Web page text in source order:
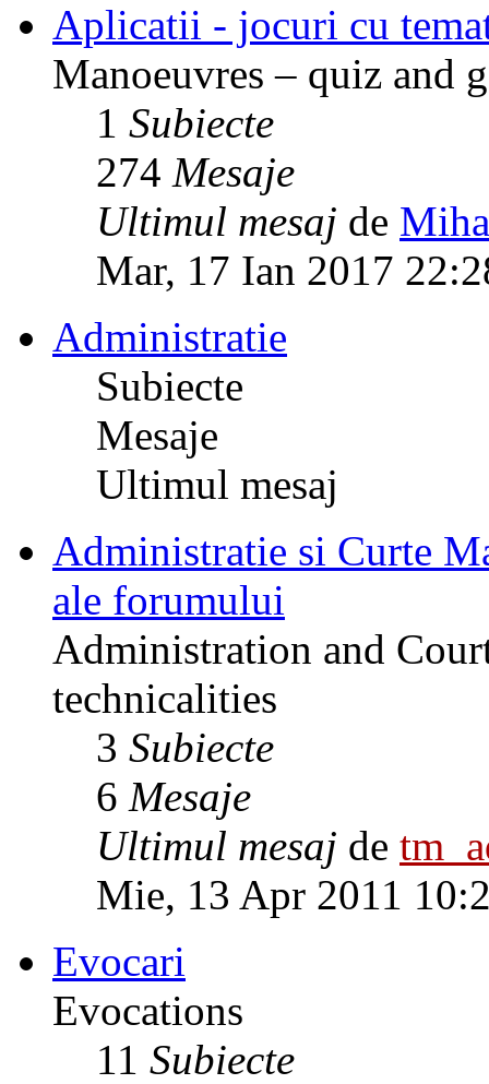
Aplicatii - jocuri cu
Manoeuvres – quiz and
1 Subiecte
274 Mesaje
Ultimul mesaj de
Mar, 17 Ian 2017
Administratie
Subiecte
Mesaje
Ultimul mesaj
Administratie si Curte
ale forumului
Administration and
technicalities
3 Subiecte
6 Mesaje
Ultimul mesaj de
Mie, 13 Apr 2011
Evocari
Evocations
11 Subiecte